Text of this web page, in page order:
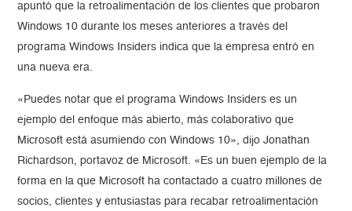
apuntó que la retroalimentación de los clientes que probaron
Windows 10 durante los meses anteriores a través del
programa Windows Insiders indica que la empresa entró en
una nueva era.
«Puedes notar que el programa Windows Insiders es un
ejemplo del enfoque más abierto, más colaborativo que
Microsoft está asumiendo con Windows 10», dijo Jonathan
Richardson, portavoz de Microsoft. «Es un buen ejemplo de la
forma en la que Microsoft ha contactado a cuatro millones de
socios, clientes y entusiastas para recabar retroalimentación